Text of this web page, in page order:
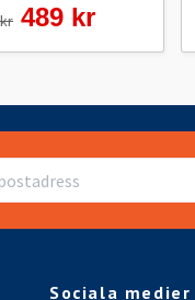
489 kr
Sociala medier